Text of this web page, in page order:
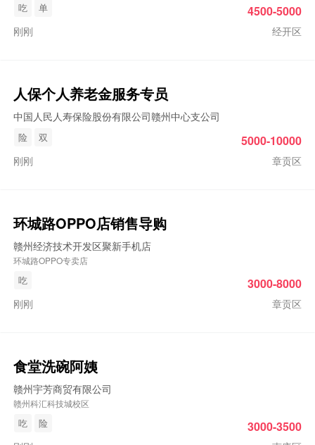
吃 单
刚刚 经开区
4500-5000
人保个人养老金服务专员
中国人民人寿保险股份有限公司赣州中心支公司
险 双
刚刚 章贡区
5000-10000
环城路OPPO店销售导购
赣州经济技术开发区聚新手机店
环城路OPPO专卖店
吃
刚刚 章贡区
3000-8000
食堂洗碗阿姨
赣州宇芳商贸有限公司
赣州科汇科技城校区
吃 险 3000-3500